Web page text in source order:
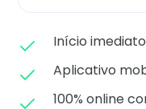
Início imediato
Aplicativo
100% online